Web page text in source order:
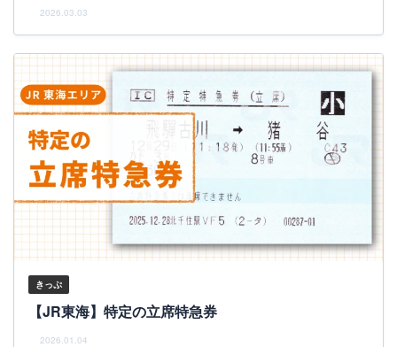
2026.03.03
きっぷ
【JR東海】特定の立席特急券
2026.01.04